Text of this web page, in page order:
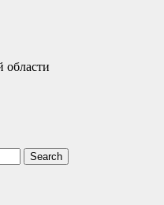
области
Search